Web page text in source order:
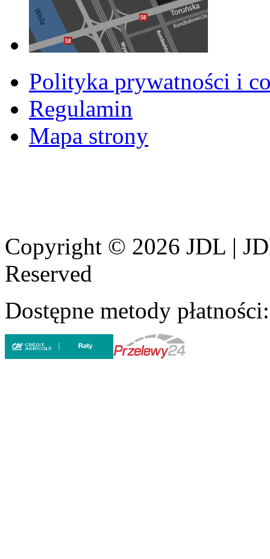
Polityka prywatności i
Regulamin
Mapa strony
Copyright © 2026 JDL |
Reserved
Dostępne metody płatności: